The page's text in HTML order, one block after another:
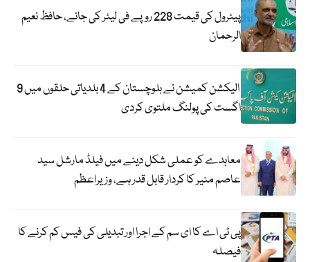
پیٹرول کی قیمت 228 روپے فی لیٹر کی جائے، حافظ نعیم
الرحمان
الیکشن کمیشن نے بلوچستان کے 4 بلدیاتی حلقوں میں 9
اگست کی پولنگ ملتوی کردی
معاہدے کو عملی شکل دینے میں فیلڈ مارشل سید
عاصم منیر کا کردار قابل قدر ہے، وزیراعظم
پی ٹی اے کا ای سم کے اجرا اور تبدیلی کی فیس کم کرنے کا
فیصلہ